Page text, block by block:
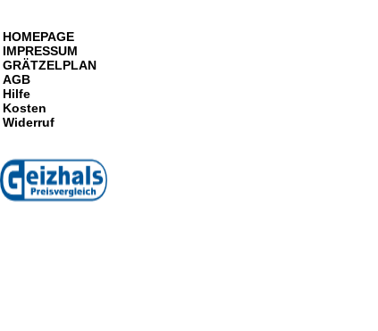
HOMEPAGE
IMPRESSUM
GRÄTZELPLAN
AGB
Hilfe
Kosten
Widerruf